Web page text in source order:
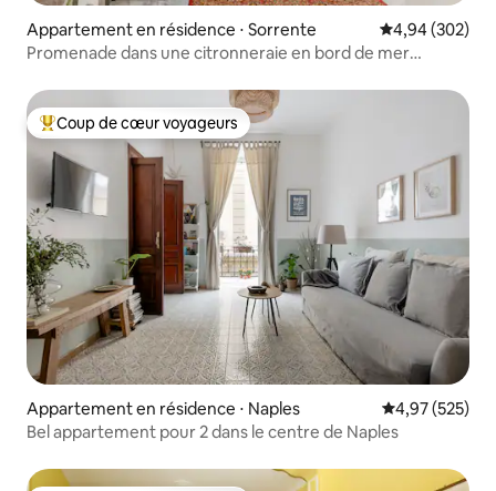
Appartement en résidence ⋅ Sorrente Évaluation
4,94 (302)
Promenade dans une citronneraie en bord de mer
Coups de cœur voyageurs les plus appréciés
Coup de cœur voyageurs
Appartement en résidence ⋅ Naples Évaluation
4,97 (525)
Bel appartement pour 2 dans le centre de Naples